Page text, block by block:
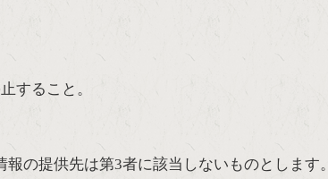
すること。
の提供先は第3者に該当しないものとします。